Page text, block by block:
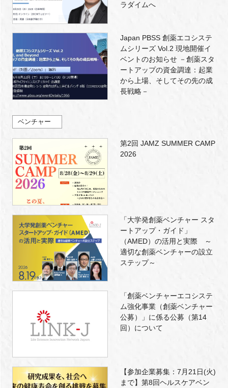
ラダイムへ
Japan PBSS 創薬エコシステ
ムシリーズ Vol.2 現地開催イ
ベントのお知らせ －創薬スタ
ートアップの資金調達：起業
から上場、そしてその先の成
長戦略－
ベンチャー
第2回 JAMZ SUMMER CAMP
2026
「大学発創薬ベンチャー スタ
ートアップ・ガイド」
（AMED）の活用と実際 ～
適切な創薬ベンチャーの設立
ステップ～
「創薬ベンチャーエコシステ
ム強化事業（創薬ベンチャー
公募）」に係る公募（第14
回）について
【参加企業募集：7月21日(火)
まで】第8回ヘルスケアベン